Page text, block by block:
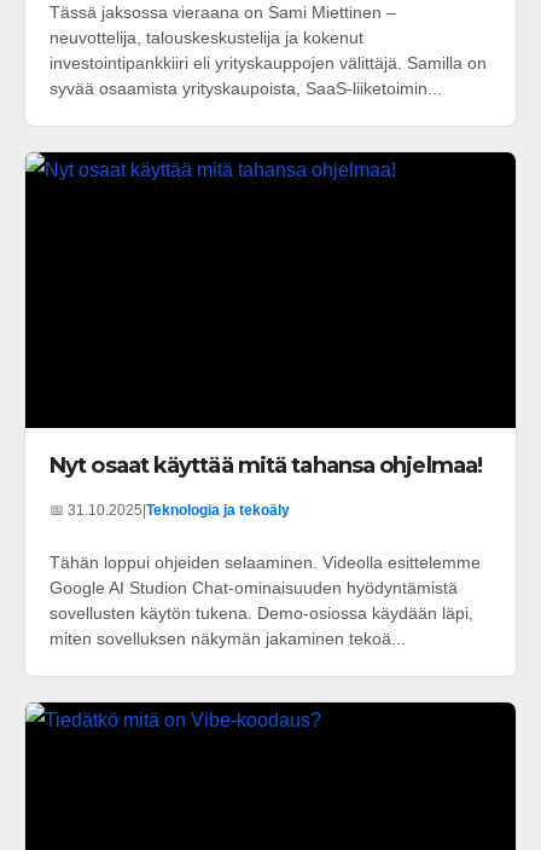
Tässä jaksossa vieraana on Sami Miettinen –
neuvottelija, talouskeskustelija ja kokenut
investointipankkiiri eli yrityskauppojen välittäjä. Samilla on
syvää osaamista yrityskaupoista, SaaS-liiketoimin...
Nyt osaat käyttää mitä tahansa ohjelmaa!
📅 31.10.2025 Teknologia ja tekoäly
Tähän loppui ohjeiden selaaminen. Videolla esittelemme
Google AI Studion Chat-ominaisuuden hyödyntämistä
sovellusten käytön tukena. Demo-osiossa käydään läpi,
miten sovelluksen näkymän jakaminen tekoä...